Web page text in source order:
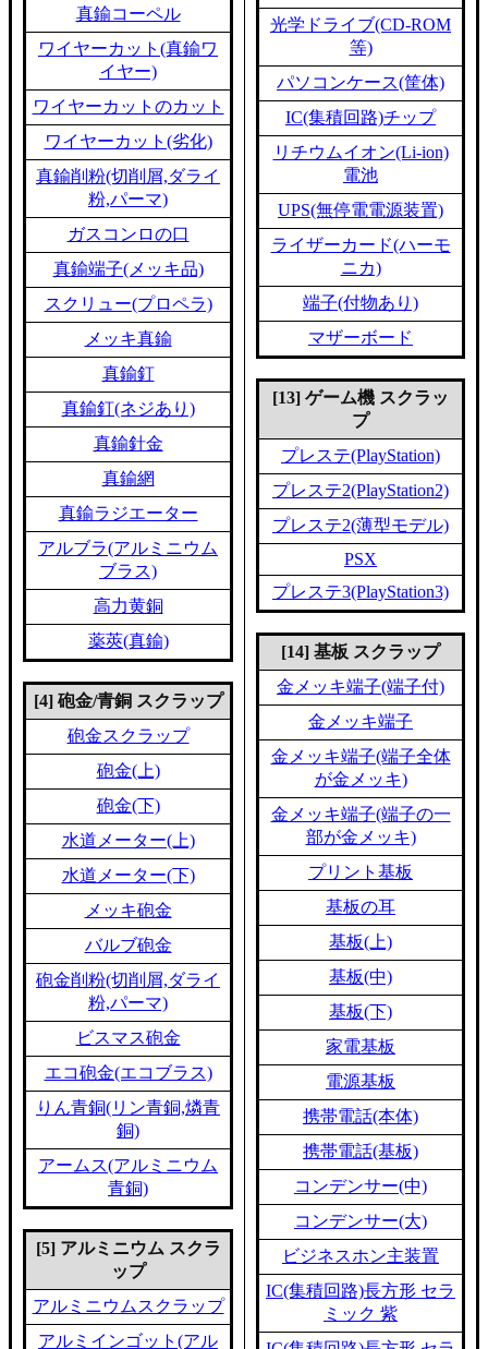
真鍮コーペル
ワイヤーカット(真鍮ワ
イヤー)
ワイヤーカットのカット
ワイヤーカット(劣化)
真鍮削粉(切削屑,ダライ
粉,パーマ)
ガスコンロの口
真鍮端子(メッキ品)
スクリュー(プロペラ)
メッキ真鍮
真鍮釘
真鍮釘(ネジあり)
真鍮針金
真鍮網
真鍮ラジエーター
アルブラ(アルミニウム
ブラス)
高力黄銅
薬莢(真鍮)
[4] 砲金/青銅 スクラップ
砲金スクラップ
砲金(上)
砲金(下)
水道メーター(上)
水道メーター(下)
メッキ砲金
バルブ砲金
砲金削粉(切削屑,ダライ
粉,パーマ)
ビスマス砲金
エコ砲金(エコブラス)
りん青銅(リン青銅,燐青
銅)
アームス(アルミニウム
青銅)
[5] アルミニウム スクラ
ップ
アルミニウムスクラップ
アルミインゴット(アル
光学ドライブ(CD-ROM
等)
パソコンケース(筐体)
IC(集積回路)チップ
リチウムイオン(Li-ion)
電池
UPS(無停電電源装置)
ライザーカード(ハーモ
ニカ)
端子(付物あり)
マザーボード
[13] ゲーム機 スクラッ
プ
プレステ(PlayStation)
プレステ2(PlayStation2)
プレステ2(薄型モデル)
PSX
プレステ3(PlayStation3)
[14] 基板 スクラップ
金メッキ端子(端子付)
金メッキ端子
金メッキ端子(端子全体
が金メッキ)
金メッキ端子(端子の一
部が金メッキ)
プリント基板
基板の耳
基板(上)
基板(中)
基板(下)
家電基板
電源基板
携帯電話(本体)
携帯電話(基板)
コンデンサー(中)
コンデンサー(大)
ビジネスホン主装置
IC(集積回路)長方形 セラ
ミック 紫